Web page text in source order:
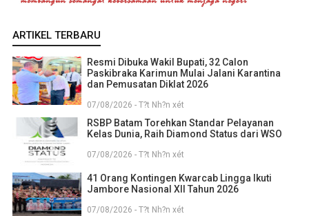
ARTIKEL TERBARU
Resmi Dibuka Wakil Bupati, 32 Calon
Paskibraka Karimun Mulai Jalani Karantina
dan Pemusatan Diklat 2026
07/08/2026 - T?t Nh?n xét
RSBP Batam Torehkan Standar Pelayanan
Kelas Dunia, Raih Diamond Status dari WSO
07/08/2026 - T?t Nh?n xét
41 Orang Kontingen Kwarcab Lingga Ikuti
Jambore Nasional XII Tahun 2026
07/08/2026 - T?t Nh?n xét